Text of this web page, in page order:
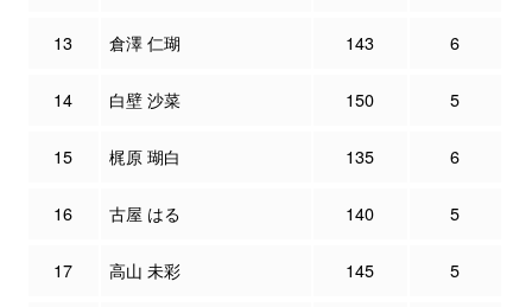
13 倉澤 仁瑚 143 6
14 白壁 沙菜 150 5
15 梶原 瑚白 135 6
16 古屋 はる 140 5
17 高山 未彩 145 5